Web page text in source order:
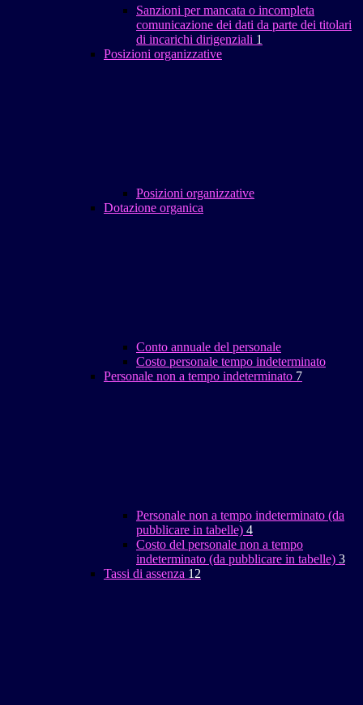
Sanzioni per mancata o incompleta
comunicazione dei dati da parte dei titolari
di incarichi dirigenziali 1
Posizioni organizzative
Posizioni organizzative
Dotazione organica
Conto annuale del personale
Costo personale tempo indeterminato
Personale non a tempo indeterminato 7
Personale non a tempo indeterminato (da
pubblicare in tabelle) 4
Costo del personale non a tempo
indeterminato (da pubblicare in tabelle) 3
Tassi di assenza 12